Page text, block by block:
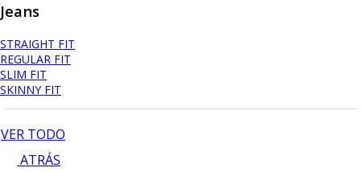
Jeans
STRAIGHT FIT
REGULAR FIT
SLIM FIT
SKINNY FIT
VER TODO
ATRÁS